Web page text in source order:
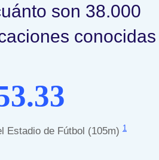
son 38.000
conocidas
Estadio de Fútbol (105m) 1